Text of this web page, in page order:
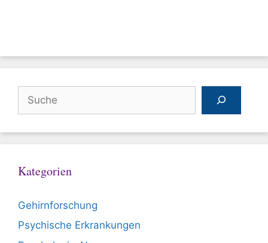
Kategorien
Gehirnforschung
Psychische Erkrankungen